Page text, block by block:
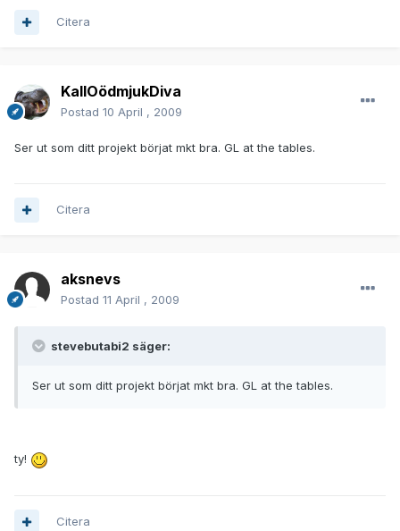
Citera
KallOödmjukDiva
Postad 10 April , 2009
Ser ut som ditt projekt börjat mkt bra. GL at the tables.
Citera
aksnevs
Postad 11 April , 2009
stevebutabi2 säger:
Ser ut som ditt projekt börjat mkt bra. GL at the tables.
ty!
Citera